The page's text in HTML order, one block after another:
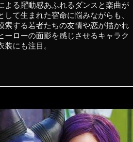
よる躍動感あふれるダンスと楽曲が
して生まれた宿命に悩みながらも、
索する若者たちの友情や恋が描かれ
ーローの面影を感じさせるキャラク
装にも注目。